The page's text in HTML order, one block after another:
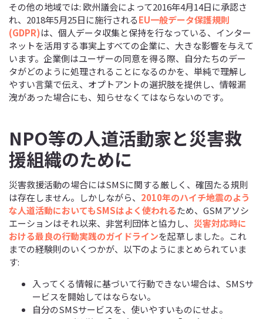
その他の地域では: 欧州議会によって2016年4月14日に承認さ
れ、2018年5月25日に施行されるEU一般データ保護規則
(GDPR)は、個人データ収集と保持を行なっている、インター
ネットを活用する事実上すべての企業に、大きな影響を与えて
います。企業側はユーザーの同意を得る際、自分たちのデー
タがどのように処理されることになるのかを、単純で理解し
やすい言葉で伝え、オプトアントの選択肢を提供し、情報漏
洩があった場合にも、知らせなくてはならないのです。
NPO等の人道活動家と災害救
援組織のために
災害救援活動の場合にはSMSに関する厳しく、確固たる規則
は存在しません。しかしながら、 2010年のハイチ地震のよう
な人道活動においてもSMSはよく使われるため、GSMアソシ
エーションはそれ以来、非営利団体と協力し、 災害対応時に
おける最良の行動実践のガイドラインを起草しました。これ
までの経験則のいくつかが、以下のようにまとめられていま
す:
入ってくる情報に基づいて行動できない場合は、SMSサ
ービスを開始してはならない。
自分のSMSサービスを、使いやすいものにせよ。